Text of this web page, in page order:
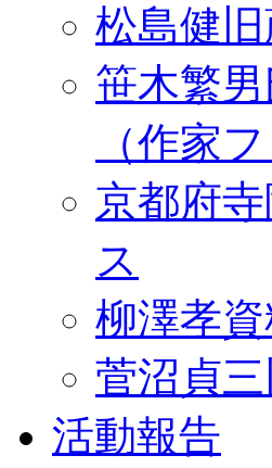
松島健
笹木繁
（作家
京都府
ス
柳澤孝
菅沼貞
活動報告